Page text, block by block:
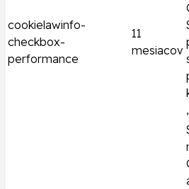
cookielawinfo-
checkbox-
performance
11
mesiacov